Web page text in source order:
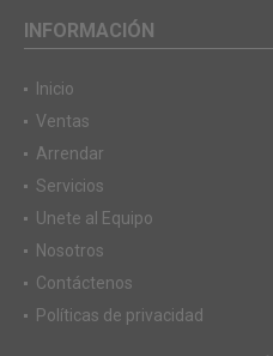
INFORMACIÓN
Inicio
Ventas
Arrendar
Servicios
Unete al Equipo
Nosotros
Contáctenos
Políticas de privacidad